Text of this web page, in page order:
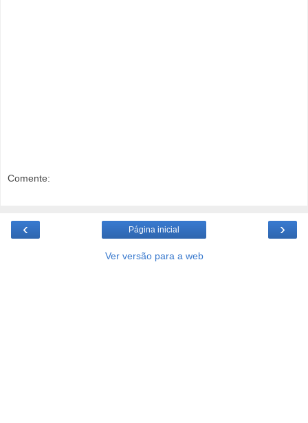
Comente:
‹ ›
Página inicial
Ver versão para a web